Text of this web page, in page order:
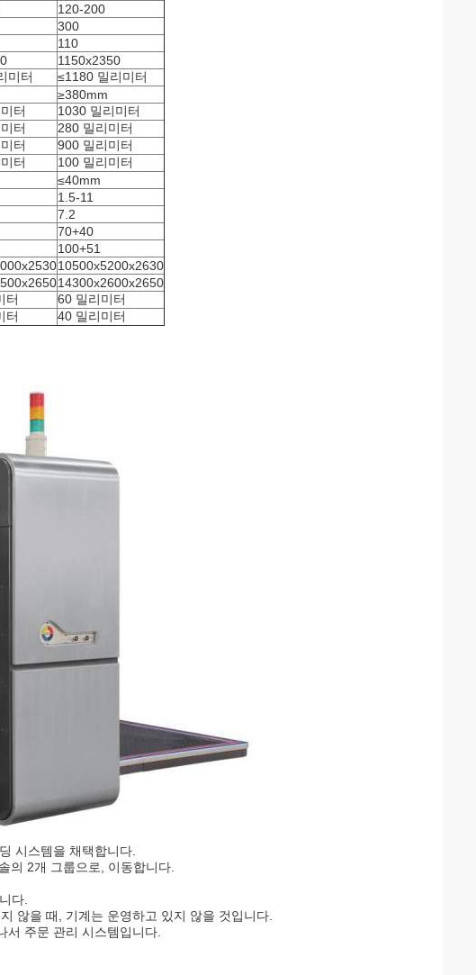
120-200
300
110
1150x2350
미터
≤1180 밀리미터
≥380mm
터
1030 밀리미터
터
280 밀리미터
터
900 밀리미터
터
100 밀리미터
≤40mm
1.5-11
7.2
70+40
100+51
10500x5200x2630
14300x2600x2650
터
60 밀리미터
터 40 밀리미터
시스템을 채택합니다.
의 2개 그룹으로, 이동합니다.
다.
않을 때, 기계는 운영하고 있지 않을 것입니다.
주문 관리 시스템입니다.